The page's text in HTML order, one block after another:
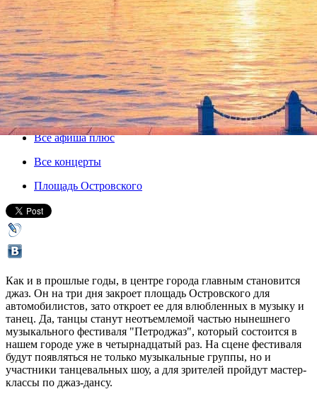
Три дня музыки и танцев в
центре: "Петроджаз-2018"
27 июля 2018, пятница,16.00-29 июля 2018, воскресенье
Версия для печати
Все афиша плюс
Все концерты
Площадь Островского
Как и в прошлые годы, в центре города главным становится
джаз. Он на три дня закроет площадь Островского для
автомобилистов, зато откроет ее для влюбленных в музыку и
танец. Да, танцы станут неотъемлемой частью нынешнего
музыкального фестиваля "Петроджаз", который состоится в
нашем городе уже в четырнадцатый раз. На сцене фестиваля
будут появляться не только музыкальные группы, но и
участники танцевальных шоу, а для зрителей пройдут мастер-
классы по джаз-дансу.